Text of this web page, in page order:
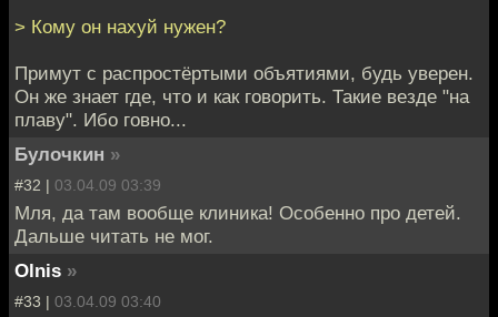
> Кому он нахуй нужен?
Примут с распростёртыми объятиями, будь уверен.
Он же знает где, что и как говорить. Такие везде "на
плаву". Ибо говно...
Булочкин »
#32 | 03.04.09 03:39
Мля, да там вообще клиника! Особенно про детей.
Дальше читать не мог.
Olnis »
#33 | 03.04.09 03:40